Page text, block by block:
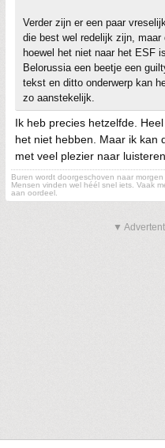
Verder zijn er een paar
die best wel redelijk zijn,
hoewel het niet naar het ESF
Belorussia een beetje een
tekst en ditto onderwerp kan
zo aanstekelijk.
Ik heb precies hetzelfde.
het niet hebben. Maar ik kan
met veel plezier naar luisteren
Buren wordt doorgeschoven naar morgen
Mensen vinden wel héél snel iets. Vaak
aan oordeel.
▼